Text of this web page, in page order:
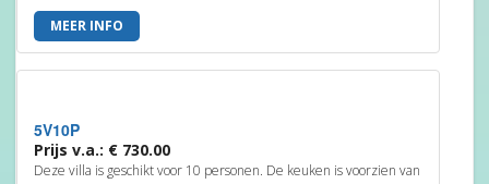
MEER INFO
5V10P
Prijs v.a.: € 730.00
Deze villa is geschikt voor 10 personen. De keuken is voorzien van